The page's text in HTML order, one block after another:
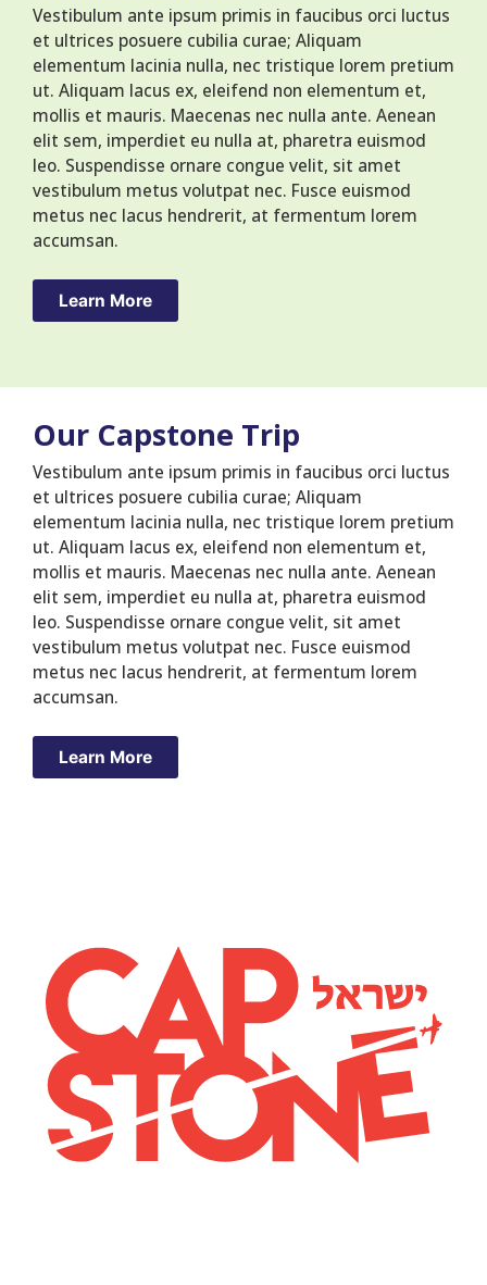
Vestibulum ante ipsum primis in faucibus orci luctus
et ultrices posuere cubilia curae; Aliquam
elementum lacinia nulla, nec tristique lorem pretium
ut. Aliquam lacus ex, eleifend non elementum et,
mollis et mauris. Maecenas nec nulla ante. Aenean
elit sem, imperdiet eu nulla at, pharetra euismod
leo. Suspendisse ornare congue velit, sit amet
vestibulum metus volutpat nec. Fusce euismod
metus nec lacus hendrerit, at fermentum lorem
accumsan.
Learn More
Our Capstone Trip
Vestibulum ante ipsum primis in faucibus orci luctus
et ultrices posuere cubilia curae; Aliquam
elementum lacinia nulla, nec tristique lorem pretium
ut. Aliquam lacus ex, eleifend non elementum et,
mollis et mauris. Maecenas nec nulla ante. Aenean
elit sem, imperdiet eu nulla at, pharetra euismod
leo. Suspendisse ornare congue velit, sit amet
vestibulum metus volutpat nec. Fusce euismod
metus nec lacus hendrerit, at fermentum lorem
accumsan.
Learn More